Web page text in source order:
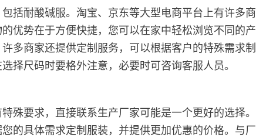
括耐酸碱服。淘宝、京东等大型电商平台上有许多商
优势在于方便快捷，您可以在家中轻松浏览不同的产
多商家还提供定制服务，可以根据客户的特殊需求制
择尺码时要格外注意，必要时可咨询客服人员。
殊要求，直接联系生产厂家可能是一个更好的选择。
的具体需求定制服装，并提供更加优惠的价格。与厂